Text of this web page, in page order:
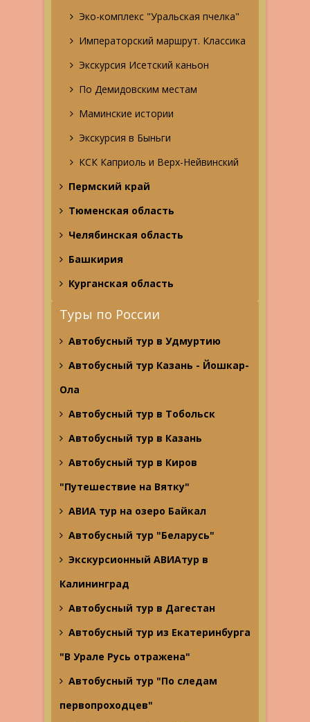
Эко-комплекс "Уральская пчелка"
Императорский маршрут. Классика
Экскурсия Исетский каньон
По Демидовским местам
Маминские истории
Экскурсия в Быньги
КСК Каприоль и Верх-Нейвинский
Пермский край
Тюменская область
Челябинская область
Башкирия
Курганская область
Туры по России
Автобусный тур в Удмуртию
Автобусный тур Казань - Йошкар-
Ола
Автобусный тур в Тобольск
Автобусный тур в Казань
Автобусный тур в Киров
"Путешествие на Вятку"
АВИА тур на озеро Байкал
Автобусный тур "Беларусь"
Экскурсионный АВИАтур в
Калининград
Автобусный тур в Дагестан
Автобусный тур из Екатеринбурга
"В Урале Русь отражена"
Автобусный тур "По следам
первопроходцев"